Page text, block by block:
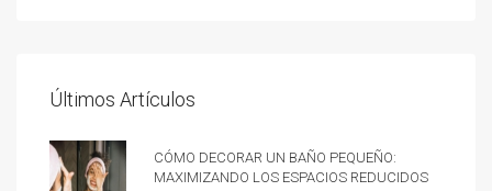
Últimos Artículos
Cómo decorar un baño pequeño:
Maximizando los espacios reducidos